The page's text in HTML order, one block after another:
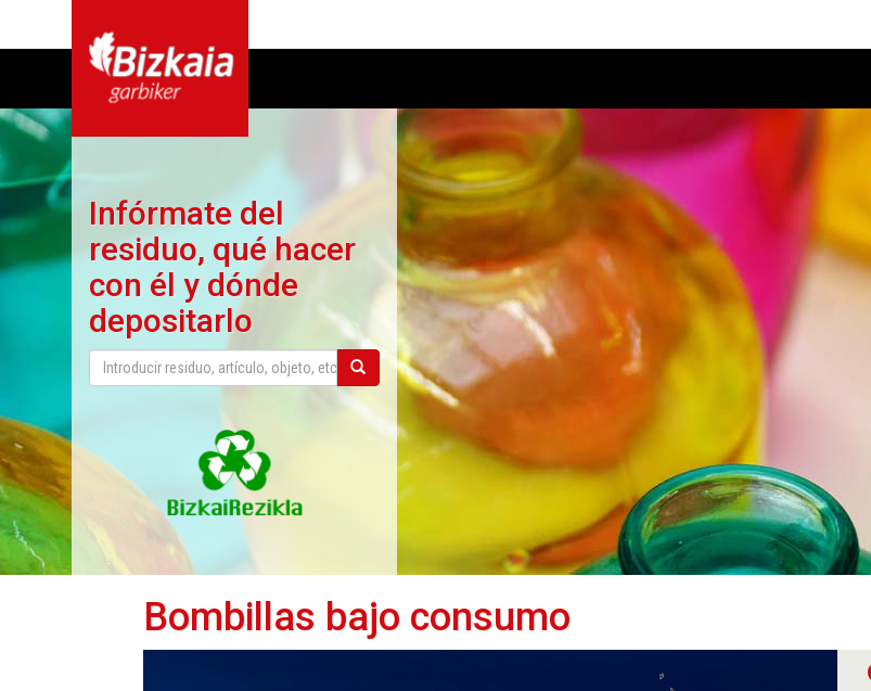
Infórmate del
residuo, qué hacer
con él y dónde
depositarlo
Bombillas bajo consumo